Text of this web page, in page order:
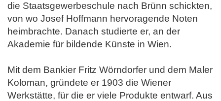
die Staatsgewerbeschule nach Brünn schickten,
von wo Josef Hoffmann hervoragende Noten
heimbrachte. Danach studierte er, an der
Akademie für bildende Künste in Wien.
Mit dem Bankier Fritz Wörndorfer und dem Maler
Koloman, gründete er 1903 die Wiener
Werkstätte, für die er viele Produkte entwarf. Aus